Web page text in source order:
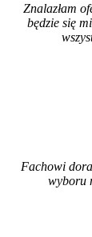
Znalazłam
będzie się
Fachowi
wyboru